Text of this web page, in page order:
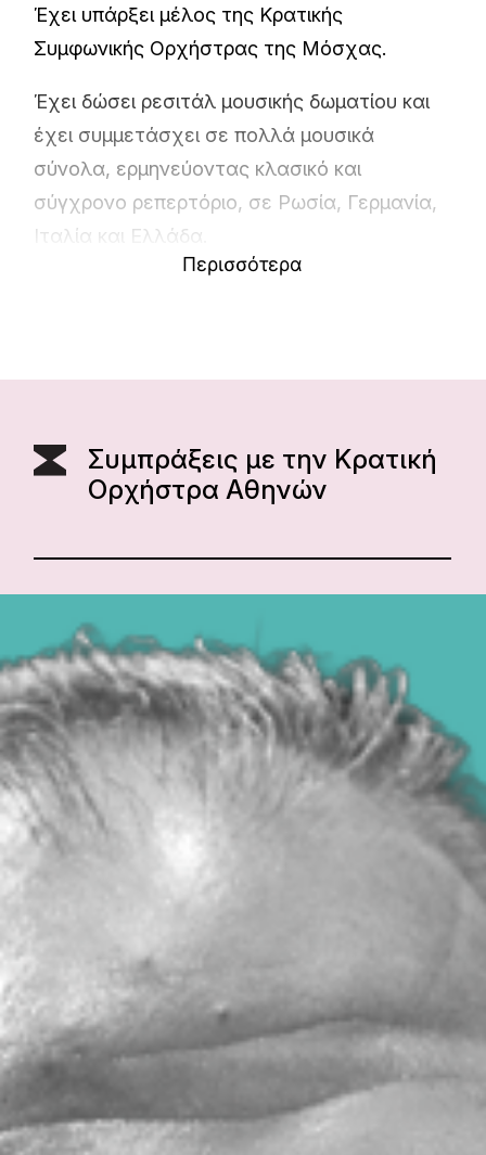
Έχει υπάρξει μέλος της Κρατικής
Συμφωνικής Ορχήστρας της Μόσχας.
Έχει δώσει ρεσιτάλ μουσικής δωματίου και
έχει συμμετάσχει σε πολλά μουσικά
σύνολα, ερμηνεύοντας κλασικό και
σύγχρονο ρεπερτόριο, σε Ρωσία, Γερμανία,
Ιταλία και Ελλάδα.
Περισσότερα
Συμπράξεις με την Κρατική
Ορχήστρα Αθηνών